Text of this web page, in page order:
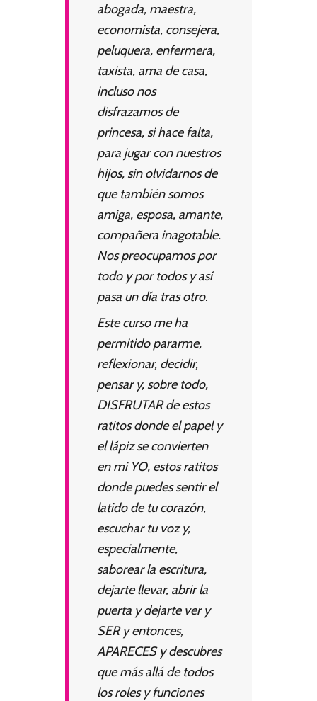
abogada, maestra,
economista, consejera,
peluquera, enfermera,
taxista, ama de casa,
incluso nos
disfrazamos de
princesa, si hace falta,
para jugar con nuestros
hijos, sin olvidarnos de
que también somos
amiga, esposa, amante,
compañera inagotable.
Nos preocupamos por
todo y por todos y así
pasa un día tras otro.
Este curso me ha
permitido pararme,
reflexionar, decidir,
pensar y, sobre todo,
DISFRUTAR de estos
ratitos donde el papel y
el lápiz se convierten
en mi YO, estos ratitos
donde puedes sentir el
latido de tu corazón,
escuchar tu voz y,
especialmente,
saborear la escritura,
dejarte llevar, abrir la
puerta y dejarte ver y
SER y entonces,
APARECES y descubres
que más allá de todos
los roles y funciones